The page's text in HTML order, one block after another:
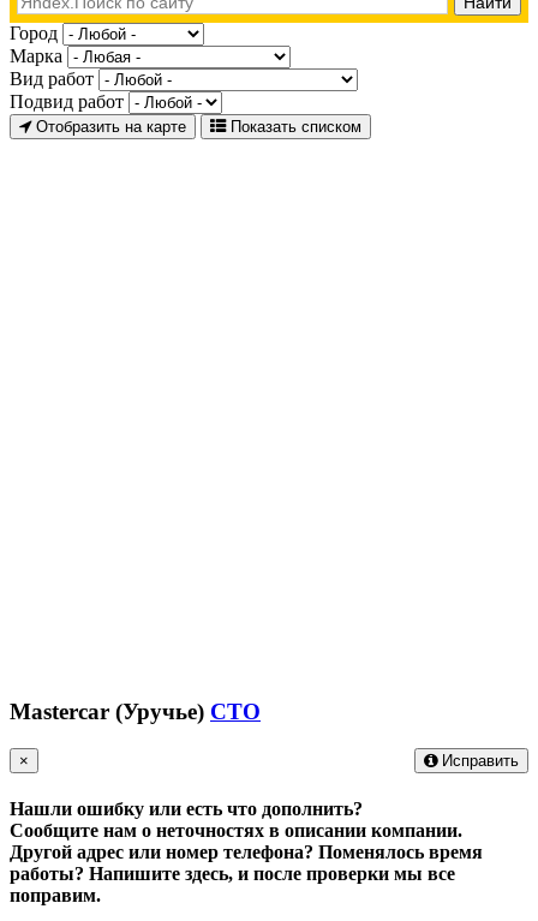
Город
Марка
Вид работ
Подвид работ
Отобразить на карте Показать списком
Mastercar (Уручье) СТО
Исправить
×
Нашли ошибку или есть что дополнить?
Сообщите нам о неточностях в описании компании.
Другой адрес или номер телефона? Поменялось время
работы? Напишите здесь, и после проверки мы все
поправим.